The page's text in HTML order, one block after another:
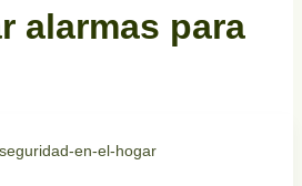
alarmas para